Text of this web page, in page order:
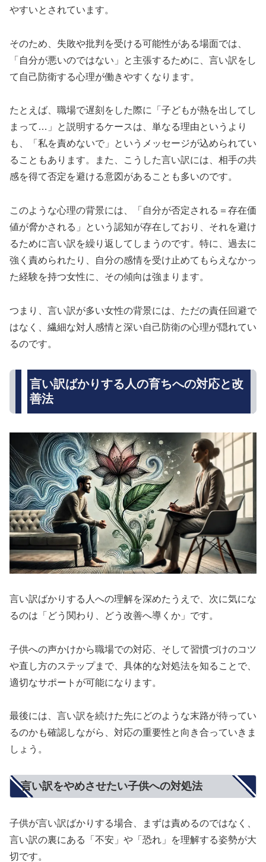
やすいとされています。
そのため、失敗や批判を受ける可能性がある場面では、
「自分が悪いのではない」と主張するために、言い訳をし
て自己防衛する心理が働きやすくなります。
たとえば、職場で遅刻をした際に「子どもが熱を出してし
まって…」と説明するケースは、単なる理由というより
も、「私を責めないで」というメッセージが込められてい
ることもあります。また、こうした言い訳には、相手の共
感を得て否定を避ける意図があることも多いのです。
このような心理の背景には、「自分が否定される＝存在価
値が脅かされる」という認知が存在しており、それを避け
るために言い訳を繰り返してしまうのです。特に、過去に
強く責められたり、自分の感情を受け止めてもらえなかっ
た経験を持つ女性に、その傾向は強まります。
つまり、言い訳が多い女性の背景には、ただの責任回避で
はなく、繊細な対人感情と深い自己防衛の心理が隠れてい
るのです。
言い訳ばかりする人の育ちへの対応と改
善法
言い訳ばかりする人への理解を深めたうえで、次に気にな
るのは「どう関わり、どう改善へ導くか」です。
子供への声かけから職場での対応、そして習慣づけのコツ
や直し方のステップまで、具体的な対処法を知ることで、
適切なサポートが可能になります。
最後には、言い訳を続けた先にどのような末路が待ってい
るのかも確認しながら、対応の重要性と向き合っていきま
しょう。
言い訳をやめさせたい子供への対処法
子供が言い訳ばかりする場合、まずは責めるのではなく、
言い訳の裏にある「不安」や「恐れ」を理解する姿勢が大
切です。